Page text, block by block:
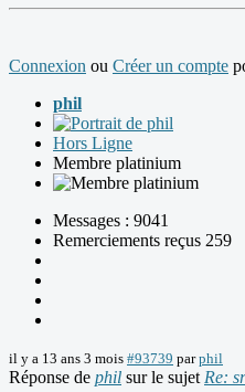
Connexion ou Créer un compte
phil
Hors Ligne
Membre platinium
Messages : 9041
Remerciements reçus 259
il y a 13 ans 3 mois #93739 parphil
Réponse de phil sur le sujet Re: